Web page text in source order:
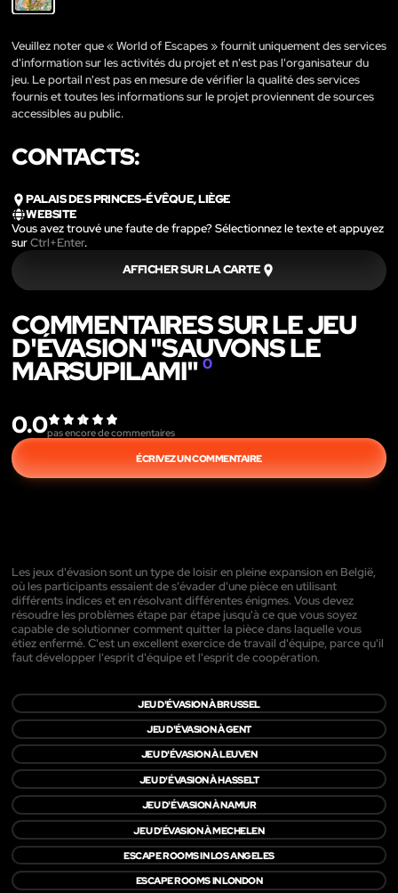
Veuillez noter que « World of Escapes » fournit uniquement des services
d'information sur les activités du projet et n'est pas l'organisateur du
jeu. Le portail n'est pas en mesure de vérifier la qualité des services
fournis et toutes les informations sur le projet proviennent de sources
accessibles au public.
CONTACTS:
PALAIS DES PRINCES-ÉVÊQUE, LIÈGE
WEBSITE
Vous avez trouvé une faute de frappe? Sélectionnez le texte et appuyez
surCtrl+Enter.
AFFICHER SUR LA CARTE
COMMENTAIRES SUR LE JEU
D'ÉVASION "SAUVONS LE
MARSUPILAMI" 0
0.0pas encore de commentaires
ÉCRIVEZ UN COMMENTAIRE
Les jeux d'évasion sont un type de loisir en pleine expansion en België,
où les participants essaient de s'évader d'une pièce en utilisant
différents indices et en résolvant différentes énigmes. Vous devez
résoudre les problèmes étape par étape jusqu'à ce que vous soyez
capable de solutionner comment quitter la pièce dans laquelle vous
étiez enfermé. C'est un excellent exercice de travail d'équipe, parce qu'il
faut développer l'esprit d'équipe et l'esprit de coopération.
JEU D'ÉVASION À BRUSSEL
JEU D'ÉVASION À GENT
JEU D'ÉVASION À LEUVEN
JEU D'ÉVASION À HASSELT
JEU D'ÉVASION À NAMUR
JEU D'ÉVASION À MECHELEN
ESCAPE ROOMS IN LOS ANGELES
ESCAPE ROOMS IN LONDON